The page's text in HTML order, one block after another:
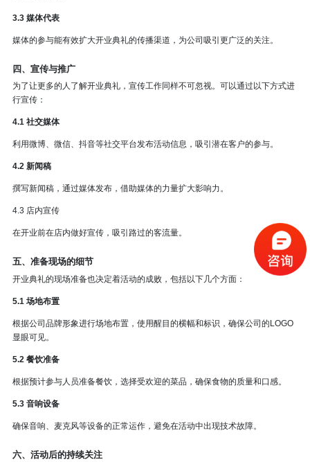
3.3 媒体代表
媒体的参与能有效扩大开业典礼的传播渠道，为公司吸引更广泛的关注。
四、宣传与推广
为了让更多的人了解开业典礼，宣传工作同样不可忽视。可以通过以下方式进
行宣传：
4.1 社交媒体
利用微博、微信、抖音等社交平台发布活动信息，吸引潜在客户的参与。
4.2 新闻稿
撰写新闻稿，通过媒体发布，借助媒体的力量扩大影响力。
4.3 店内宣传
在开业前在店内做好宣传，吸引路过的客流量。
五、准备现场的细节
开业典礼的现场准备也决定着活动的成败，包括以下几个方面：
5.1 场地布置
根据公司品牌形象进行场地布置，使用醒目的横幅和标识，确保公司的LOGO
显眼可见。
5.2 餐饮准备
根据预计参与人员准备餐饮，选择受欢迎的菜品，确保食物的质量和口感。
5.3 音响设备
确保音响、麦克风等设备的正常运作，避免在活动中出现技术故障。
六、活动后的持续关注